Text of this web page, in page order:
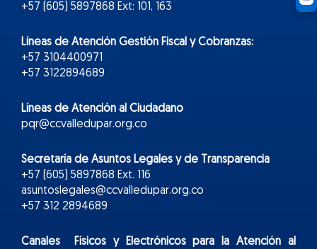
+57 (605) 5897868 Ext: 101, 163
Líneas de Atención Gestión Fiscal y Cobranzas:
+57 3104400971
+57 3122894689
Líneas de Atención al Ciudadano
pqr@ccvalledupar.org.co
Secretaría de Asuntos Legales y de Transparencia
+57 (605) 5897868 Ext. 116
asuntoslegales@ccvalledupar.org.co
+57 312 2894689
Canales Físicos yElectrónicospara la Atención al